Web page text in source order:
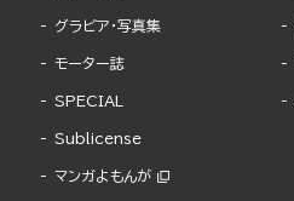
グラビア・写真集
モーター誌
SPECIAL
Sublicense
マンガよもんが